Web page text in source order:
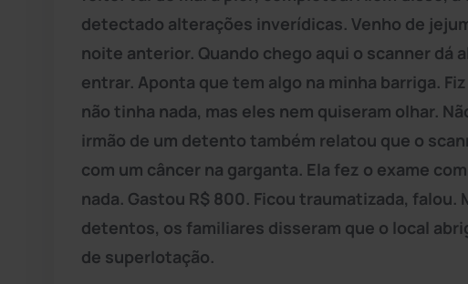
detectado alterações inverídicas. Venho de
noite anterior. Quando chego aqui o scanner dá
entrar. Aponta que tem algo na minha barriga.
não tinha nada, mas eles nem quiseram olhar.
irmão de um detento também relatou que o
com um câncer na garganta. Ela fez o exame
nada. Gastou R$ 800. Ficou traumatizada,
detentos, os familiares disseram que o local
de superlotação.